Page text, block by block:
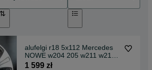
alufelgi r18 5x112 Mercedes
NOWE w204 205 w211 w212
w213 w221 222 GLC
1 599 zł